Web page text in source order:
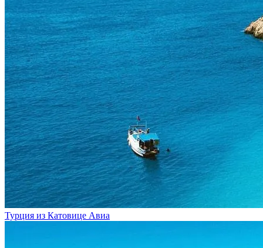
Турция из Катовице Авиа